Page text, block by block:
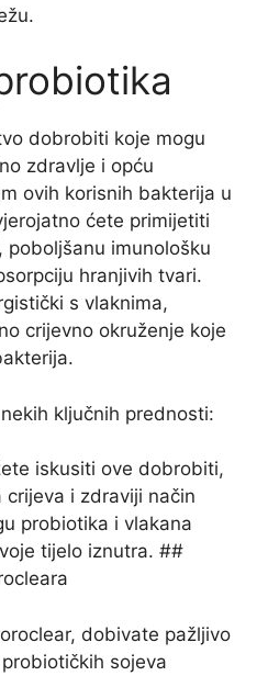
dobrobiti koje mogu
zdravlje i opću
ovih korisnih bakterija u
ćete primijetiti
imunološku
hranjivih tvari.
s vlaknima,
crijevno okruženje koje
ključnih prednosti:
iskusiti ove dobrobiti,
crijeva i zdraviji način
probiotika i vlakana
tijelo iznutra. ##
dobivate pažljivo
sojeva